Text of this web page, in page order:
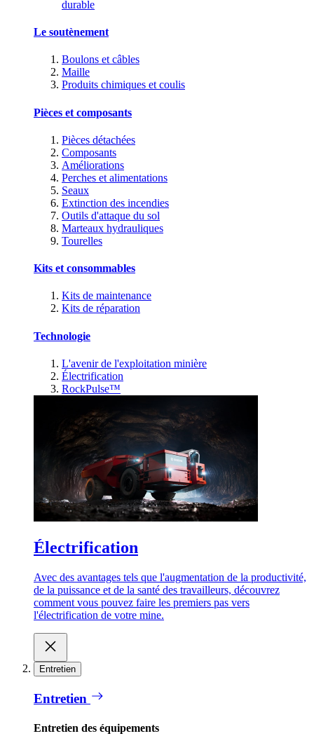
durable
Le soutènement
Boulons et câbles
Maille
Produits chimiques et coulis
Pièces et composants
Pièces détachées
Composants
Améliorations
Perches et alimentations
Seaux
Extinction des incendies
Outils d'attaque du sol
Marteaux hydrauliques
Tourelles
Kits et consommables
Kits de maintenance
Kits de réparation
Technologie
L'avenir de l'exploitation minière
Électrification
RockPulse™
Électrification
Avec des avantages tels que l'augmentation de la productivité,
de la puissance et de la santé des travailleurs, découvrez
comment vous pouvez faire les premiers pas vers
l'électrification de votre mine.
Entretien
Entretien
Entretien des équipements